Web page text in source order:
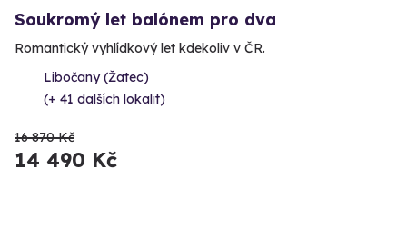
Soukromý let balónem pro dva
Romantický vyhlídkový let kdekoliv v ČR.
Libočany (Žatec)
(+ 41 dalších lokalit)
16 870 Kč
14 490 Kč